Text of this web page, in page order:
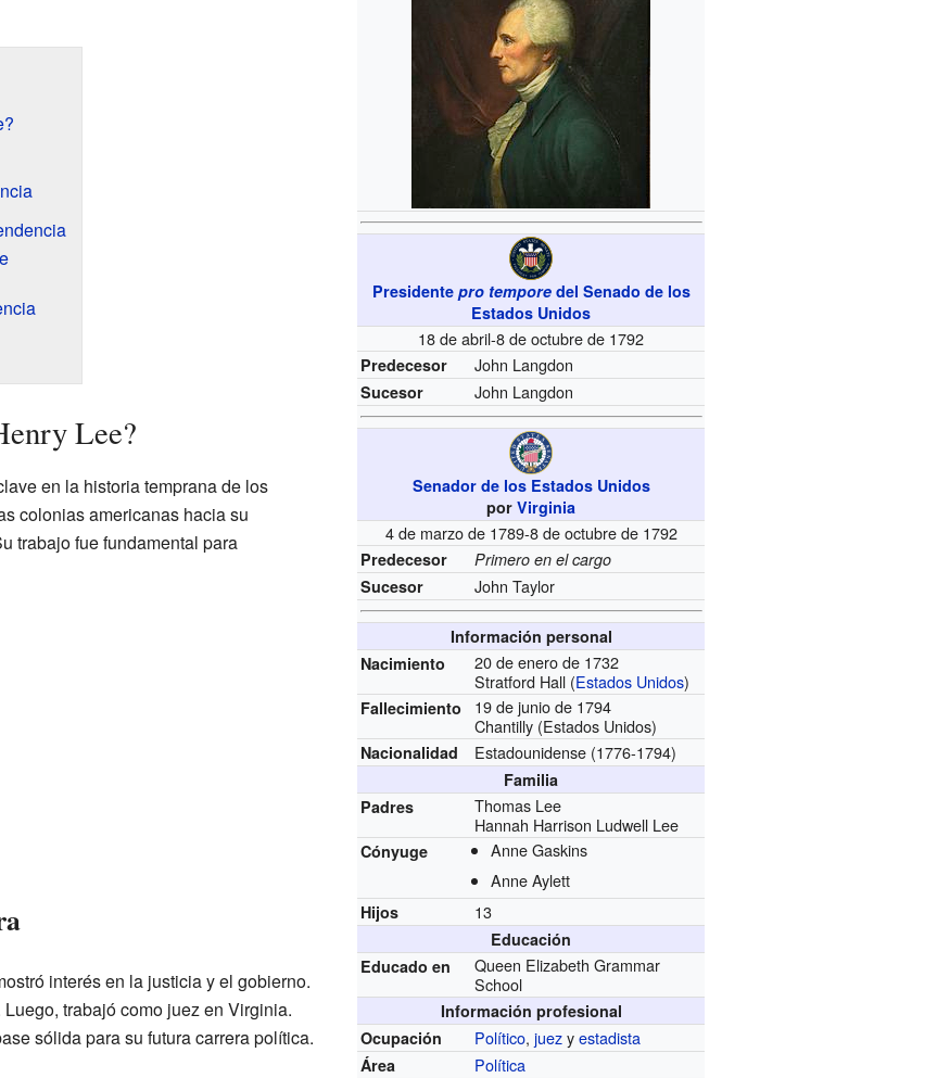
Presidente pro temporedel Senado de los
Estados Unidos
18 de abril-8 de octubre de 1792
Predecesor John Langdon
Sucesor John Langdon
Senador de los Estados Unidos
porVirginia
4 de marzo de 1789-8 de octubre de 1792
Predecesor
Primero en el cargo
Sucesor
John Taylor
Información personal
Nacimiento
20 de enero de 1732
Stratford Hall (Estados Unidos)
Fallecimiento
19 de junio de 1794
Chantilly (Estados Unidos)
Nacionalidad Estadounidense (1776-1794)
Familia
Padres
Thomas Lee
Hannah Harrison Ludwell Lee
Cónyuge
Anne Gaskins
Anne Aylett
Hijos 13
Educación
Educado en
Queen Elizabeth Grammar
School
Información profesional
Ocupación
Político,juezyestadista
Área Política
Lee?
en la historia temprana de los
colonias americanas hacia su
trabajo fue fundamental para
interés en la justicia y el gobierno.
trabajó como juez en Virginia.
sólida para su futura carrera política.